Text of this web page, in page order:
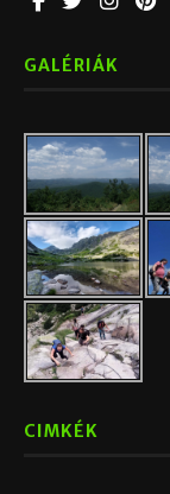
GALÉRIÁK
CIMKÉK